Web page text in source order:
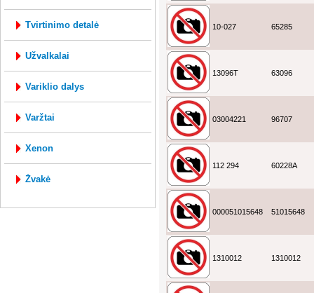
tvirtinimo detalė
užvalkalai
variklio dalys
varžtai
xenon
žvakė
10-027 65285
13096T 63096
03004221 96707
112 294 60228A
000051015648 51015648
1310012 1310012